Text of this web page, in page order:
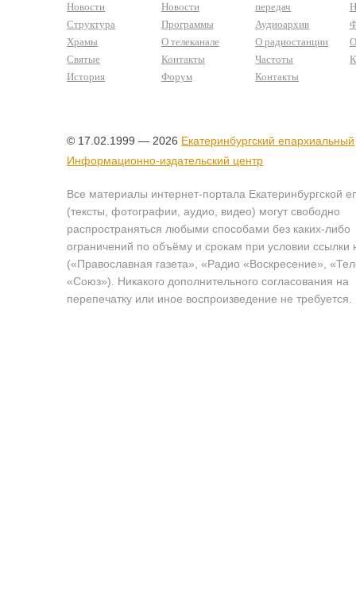
Новости
Структура
Храмы
Святые
История
Новости
Программы
О телеканале
Контакты
Форум
передач
Аудиоархив
О радиостанции
Частоты
Контакты
© 17.02.1999 — 2026 Екатеринбургский епархиальный
Информационно-издательский центр
Все материалы интернет-портала Екатеринбургской
(тексты, фотографии, аудио, видео) могут свободно
распространяться любыми способами без каких-либо
ограничений по объёму и срокам при условии ссылки
(«Православная газета», «Радио «Воскресение»,
«Союз»). Никакого дополнительного согласования на
перепечатку или иное воспроизведение не требуется.